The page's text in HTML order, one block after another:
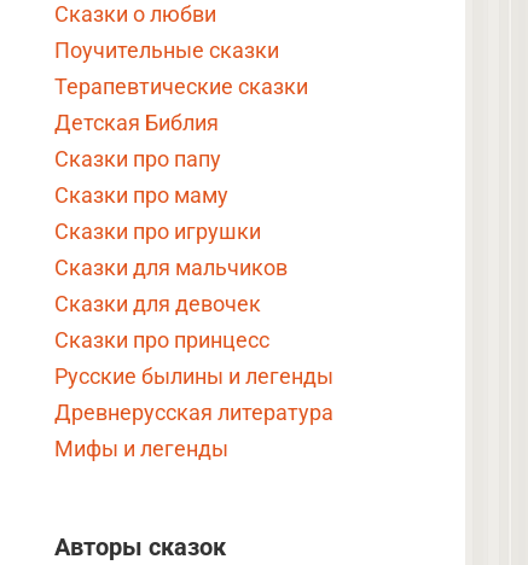
Сказки о любви
Поучительные сказки
Терапевтические сказки
Детская Библия
Сказки про папу
Сказки про маму
Сказки про игрушки
Сказки для мальчиков
Сказки для девочек
Сказки про принцесс
Русские былины и легенды
Древнерусская литература
Мифы и легенды
Авторы сказок